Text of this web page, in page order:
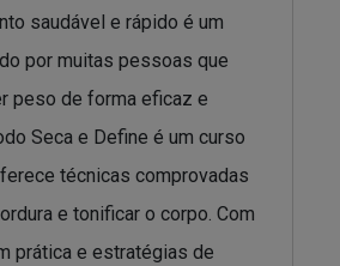
saudável e rápido é um
por muitas pessoas que
peso de forma eficaz e
Seca e Define é um curso
técnicas comprovadas
e tonificar o corpo. Com
prática e estratégias de